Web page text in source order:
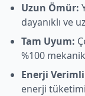
Uzun Ömür:
dayanıklı ve
Tam Uyum:
%100
Enerji
enerji